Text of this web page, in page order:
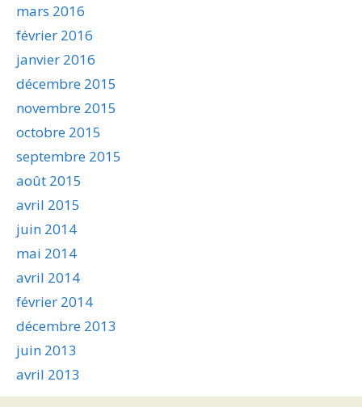
mars 2016
février 2016
janvier 2016
décembre 2015
novembre 2015
octobre 2015
septembre 2015
août 2015
avril 2015
juin 2014
mai 2014
avril 2014
février 2014
décembre 2013
juin 2013
avril 2013